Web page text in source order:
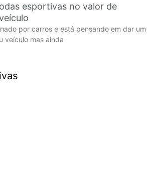
esportivas no valor de
por carros e está pensando em dar um
veículo mas ainda